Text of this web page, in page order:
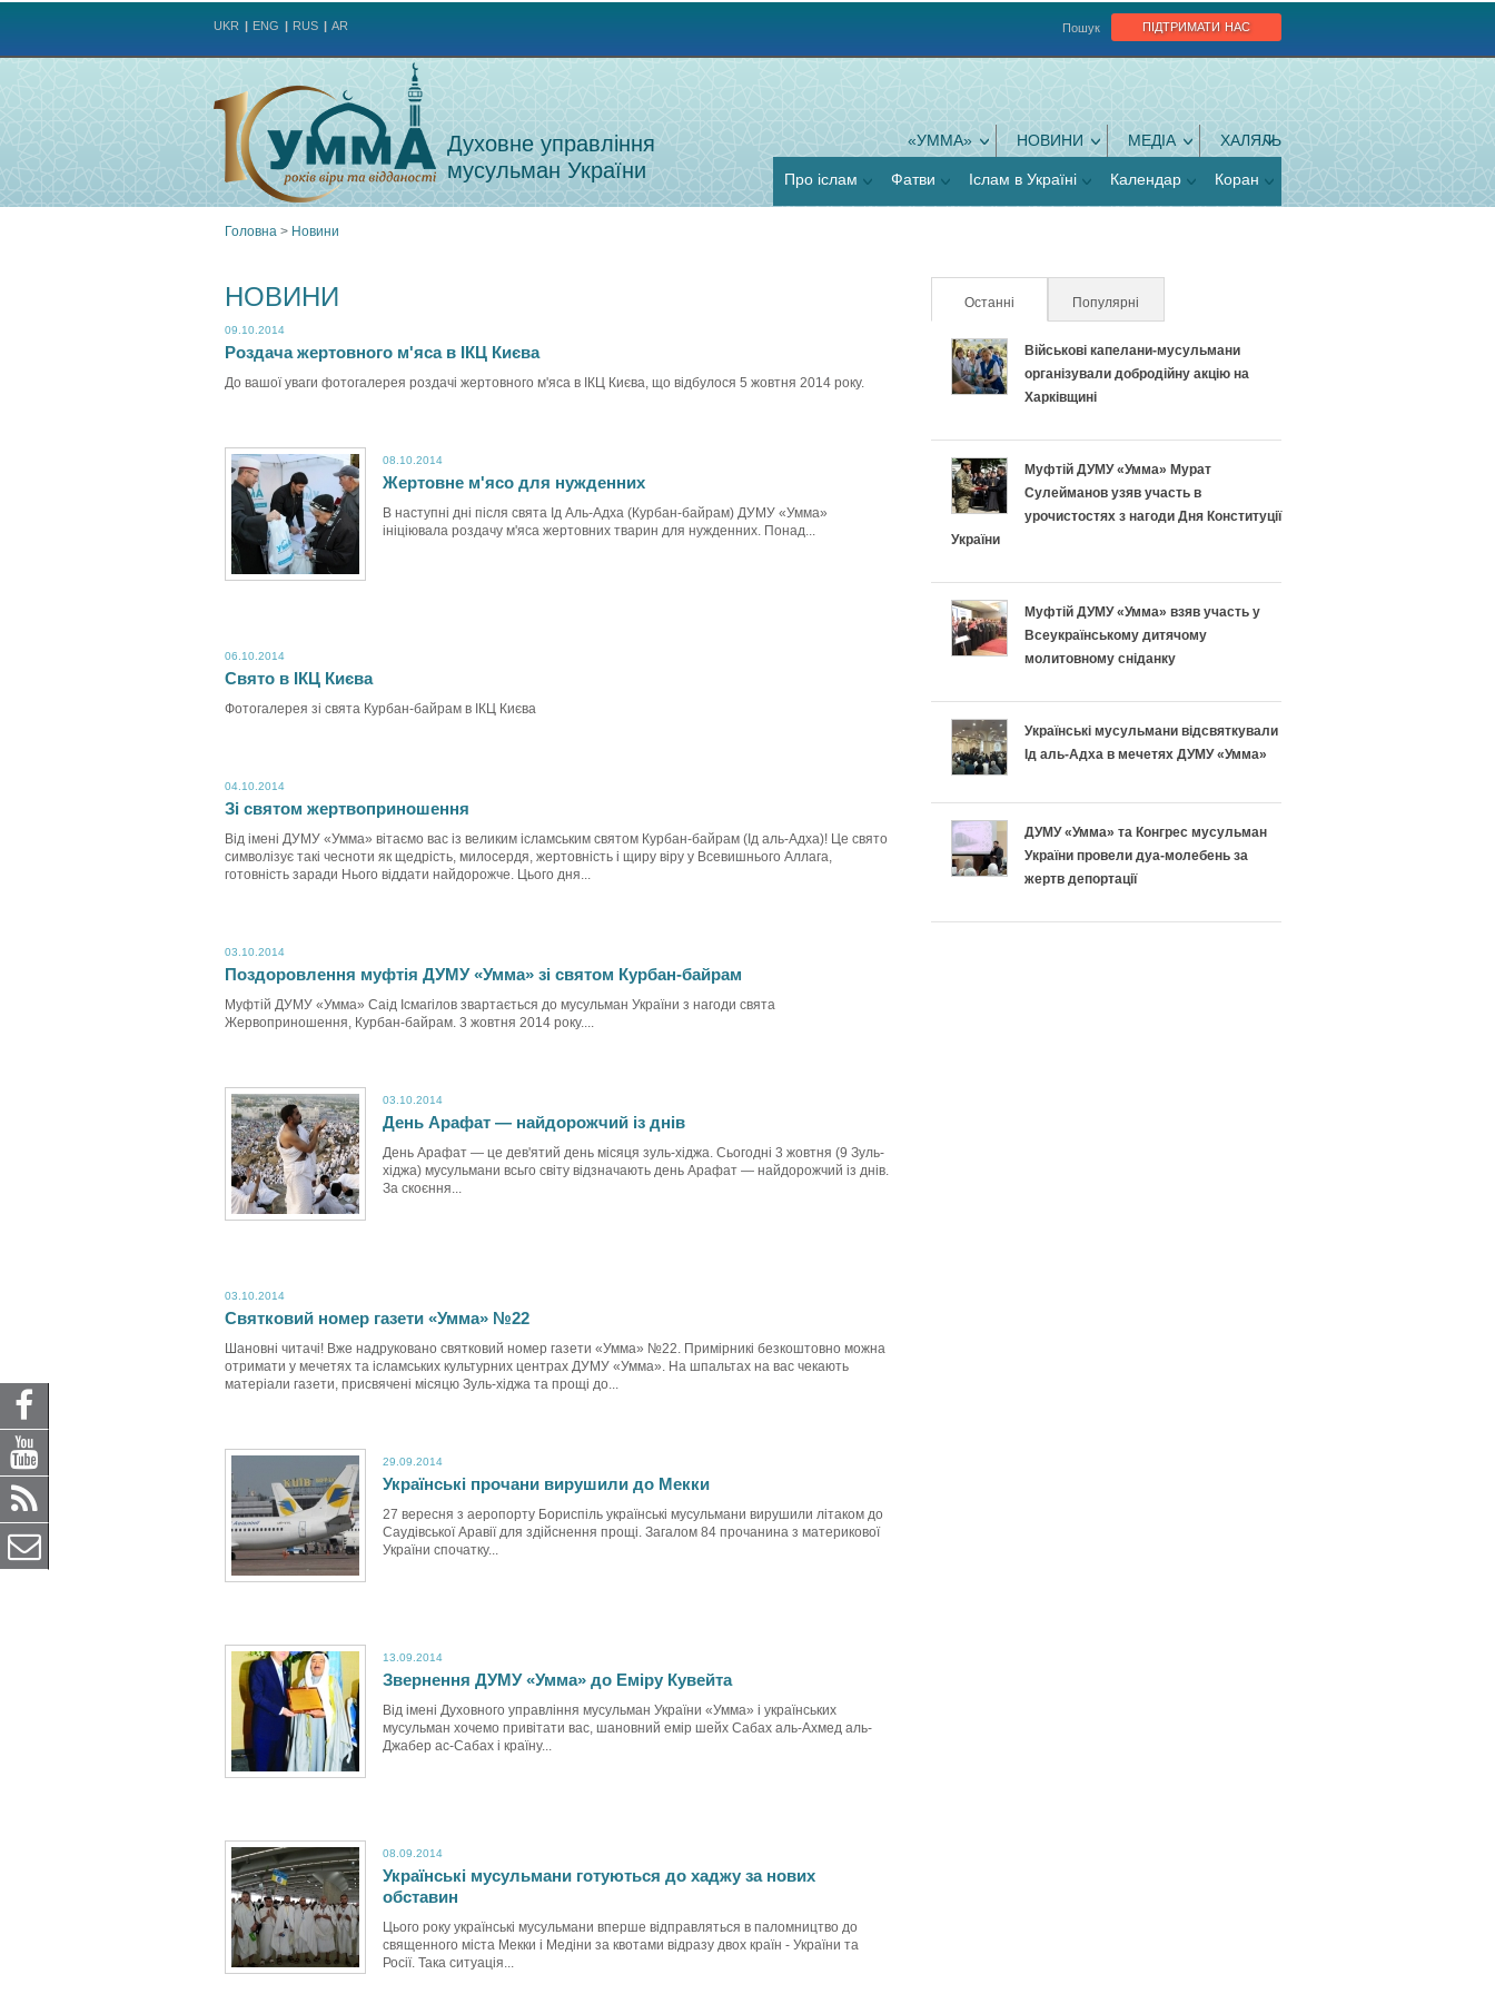
підтримати нас
Пошук
UKR ENG RUS AR
Духовне управління
мусульман України
«УММА» НОВИНИ МЕДІА ХАЛЯЛЬ
Про іслам Фатви Іслам в Україні Календар Коран
тут
Головна > Новини
НОВИНИ
09.10.2014
Роздача жертовного м'яса в ІКЦ Києва
До вашої уваги фотогалерея роздачі жертовного м'яса в ІКЦ Києва, що відбулося 5 жовтня 2014 року.
08.10.2014
Жертовне м'ясо для нужденних
В наступні дні після свята Ід Аль-Адха (Курбан-байрам) ДУМУ «Умма»
ініціювала роздачу м'яса жертовних тварин для нужденних. Понад...
06.10.2014
Свято в ІКЦ Києва
Фотогалерея зі свята Курбан-байрам в ІКЦ Києва
04.10.2014
Зі святом жертвоприношення
Від імені ДУМУ «Умма» вітаємо вас із великим ісламським святом Курбан-байрам (Ід аль-Адха)! Це свято
символізує такі чесноти як щедрість, милосердя, жертовність і щиру віру у Всевишнього Аллага,
готовність заради Нього віддати найдорожче. Цього дня...
03.10.2014
Поздоровлення муфтія ДУМУ «Умма» зі святом Курбан-байрам
Муфтій ДУМУ «Умма» Саід Ісмагілов звартається до мусульман України з нагоди свята
Жервоприношення, Курбан-байрам. 3 жовтня 2014 року....
03.10.2014
День Арафат — найдорожчий із днів
День Арафат — це дев'ятий день місяця зуль-хіджа. Сьогодні 3 жовтня (9 Зуль-
хіджа) мусульмани всьго світу відзначають день Арафат — найдорожчий із днів.
За скоєння...
03.10.2014
Святковий номер газети «Умма» №22
Шановні читачі! Вже надруковано святковий номер газети «Умма» №22. Примірникі безкоштовно можна
отримати у мечетях та ісламських культурних центрах ДУМУ «Умма». На шпальтах на вас чекають
матеріали газети, присвячені місяцю Зуль-хіджа та прощі до...
29.09.2014
Українські прочани вирушили до Мекки
27 вересня з аеропорту Бориспіль українські мусульмани вирушили літаком до
Саудівської Аравії для здійснення прощі. Загалом 84 прочанина з материкової
України спочатку...
13.09.2014
Звернення ДУМУ «Умма» до Еміру Кувейта
Від імені Духовного управління мусульман України «Умма» і українських
мусульман хочемо привітати вас, шановний емір шейх Сабах аль-Ахмед аль-
Джабер ас-Сабах і країну...
08.09.2014
Українські мусульмани готуються до хаджу за нових
обставин
Цього року українські мусульмани вперше відправляться в паломництво до
священного міста Мекки і Медіни за квотами відразу двох країн - України та
Росії. Така ситуація...
Останні (активна вкладка)
Популярні
Військові капелани-мусульмани
організували добродійну акцію на
Харківщині
Муфтій ДУМУ «Умма» Мурат
Сулейманов узяв участь в
урочистостях з нагоди Дня Конституції
України
Муфтій ДУМУ «Умма» взяв участь у
Всеукраїнському дитячому
молитовному сніданку
Українські мусульмани відсвяткували
Ід аль-Адха в мечетях ДУМУ «Умма»
ДУМУ «Умма» та Конгрес мусульман
України провели дуа-молебень за
жертв депортації